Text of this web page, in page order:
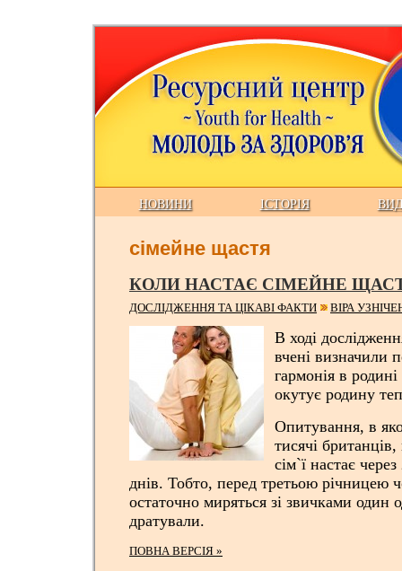
НОВИНИ ІСТОРІЯ
сімейне щастя
КОЛИ НАСТАЄ СІМЕЙНЕ
ДОСЛІДЖЕННЯ ТА ЦІКАВІ ФАКТИ ВІРА
В ході
вчені визначили
гармонія в
окутує родину
Опитування, в
тисячі
сім`ї настає
днів. Тобто, перед третьою річницею
остаточно миряться зі звичками один
дратували.
ПОВНА ВЕРСІЯ »